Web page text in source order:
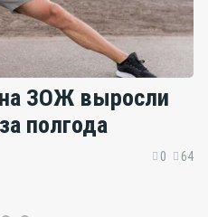
ЗОЖ выросли
полгода
0 64